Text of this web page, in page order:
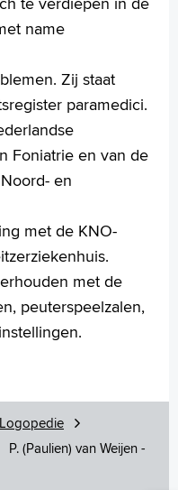
name
Zij staat
paramedici.
Foniatrie en van de
en
met de KNO-
met de
peuterspeelzalen,
Logopedie
P. (Paulien) van Weijen -